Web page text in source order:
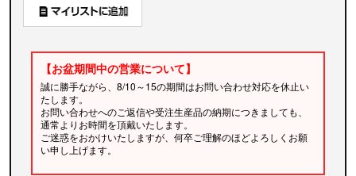
【お盆期間中の営業について】
誠に勝手ながら、8/10～15の期間はお問い合わせ対応を休止い
たします。
お問い合わせへのご返信や受注生産品の納期につきましても、
通常よりお時間を頂戴いたします。
ご迷惑をおかけいたしますが、何卒ご理解のほどよろしくお願
い申し上げます。